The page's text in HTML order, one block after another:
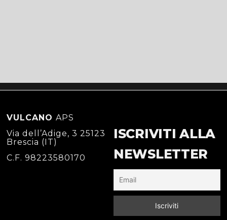
VULCANOAPS
Via dell’Adige, 3 25123
Brescia (IT)
C.F. 98223580170
ISCRIVITI ALLA
NEWSLETTER